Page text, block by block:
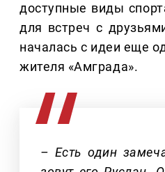
доступные виды
для встреч с
началась с идеи еще
жителя «Амграда».
– Есть один